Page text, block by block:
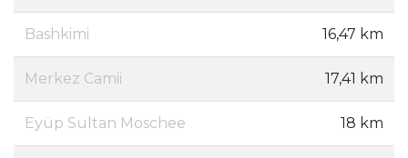
Bashkimi 16,47 km
Merkez Camii 17,41 km
Eyüp Sultan Moschee 18 km